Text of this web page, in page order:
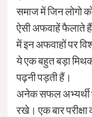
समाज में जिन लोगो
ऐसी अफवाहें फैलाते
में इन अफवाहों पर
ये एक बहुत बड़ा
पढ़नी पड़ती हैं।
अनेक सफल अभ्यर्थी
रखे। एक बार